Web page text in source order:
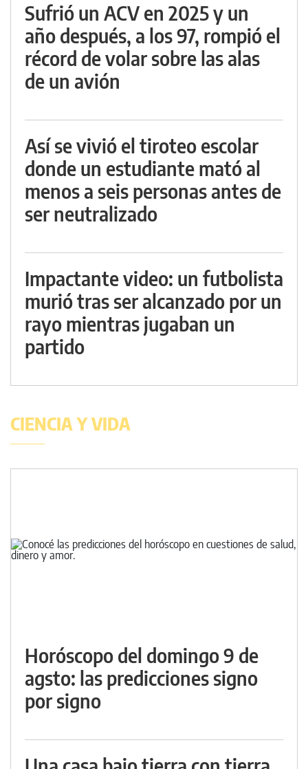
Sufrió un ACV en 2025 y un
año después, a los 97, rompió el
récord de volar sobre las alas
de un avión
Así se vivió el tiroteo escolar
donde un estudiante mató al
menos a seis personas antes de
ser neutralizado
Impactante video: un futbolista
murió tras ser alcanzado por un
rayo mientras jugaban un
partido
CIENCIA Y VIDA
Horóscopo del domingo 9 de
agsto: las predicciones signo
por signo